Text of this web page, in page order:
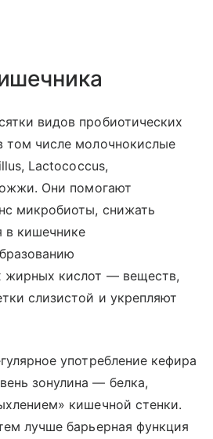
видов пробиотических
том числе молочнокислые
Lactococcus,
Они помогают
микробиоты, снижать
в кишечнике
жирных кислот — веществ,
слизистой и укрепляют
употребление кефира
зонулина — белка,
кишечной стенки.
лучше барьерная функция